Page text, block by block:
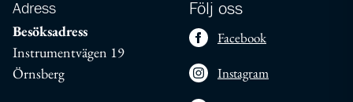
Adress
Besöksadress
Instrumentvägen 19
Örnsberg
Följ oss
Facebook
Instagram